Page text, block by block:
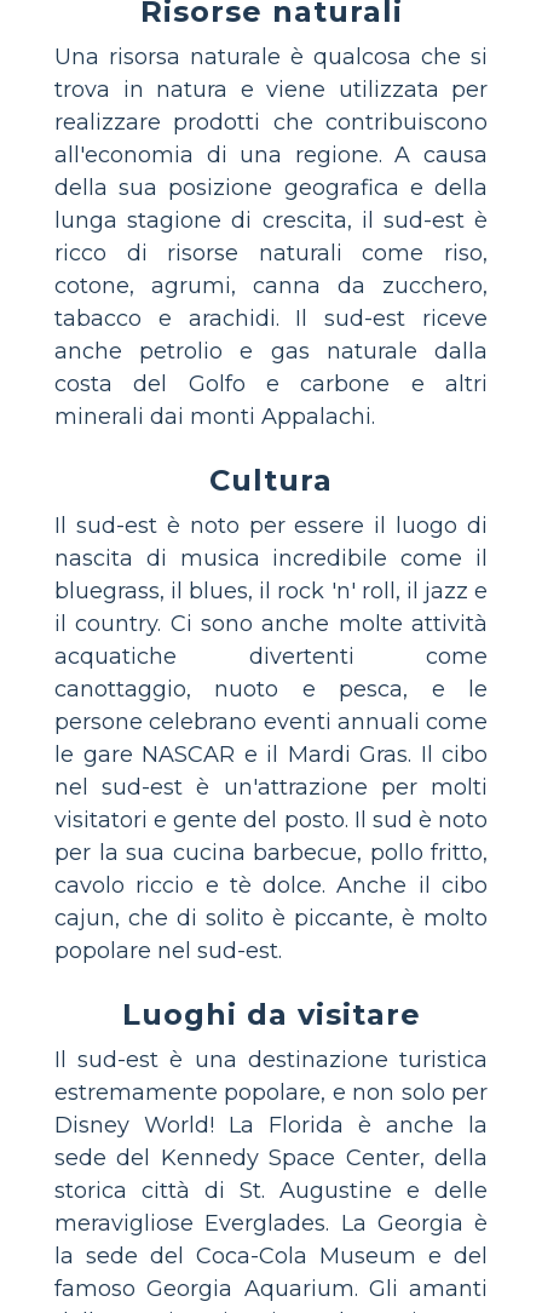
Risorse naturali
Una risorsa naturale è qualcosa che si
trova in natura e viene utilizzata per
realizzare prodotti che contribuiscono
all'economia di una regione. A causa
della sua posizione geografica e della
lunga stagione di crescita, il sud-est è
ricco di risorse naturali come riso,
cotone, agrumi, canna da zucchero,
tabacco e arachidi. Il sud-est riceve
anche petrolio e gas naturale dalla
costa del Golfo e carbone e altri
minerali dai monti Appalachi.
Cultura
Il sud-est è noto per essere il luogo di
nascita di musica incredibile come il
bluegrass, il blues, il rock 'n' roll, il jazz e
il country. Ci sono anche molte attività
acquatiche divertenti come
canottaggio, nuoto e pesca, e le
persone celebrano eventi annuali come
le gare NASCAR e il Mardi Gras. Il cibo
nel sud-est è un'attrazione per molti
visitatori e gente del posto. Il sud è noto
per la sua cucina barbecue, pollo fritto,
cavolo riccio e tè dolce. Anche il cibo
cajun, che di solito è piccante, è molto
popolare nel sud-est.
Luoghi da visitare
Il sud-est è una destinazione turistica
estremamente popolare, e non solo per
Disney World! La Florida è anche la
sede del Kennedy Space Center, della
storica città di St. Augustine e delle
meravigliose Everglades. La Georgia è
la sede del Coca-Cola Museum e del
famoso Georgia Aquarium. Gli amanti